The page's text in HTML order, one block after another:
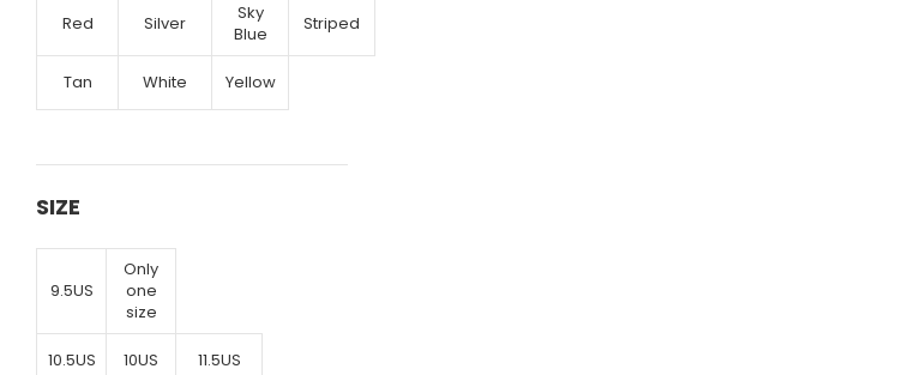
Red Silver
Sky
Blue
Striped
Tan White Yellow
SIZE
9.5US
Only
one
size
10.5US 10US 11.5US